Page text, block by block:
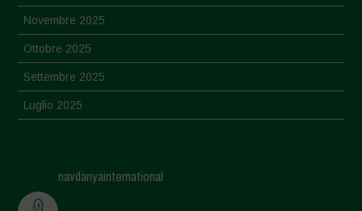
Novembre 2025
Ottobre 2025
Settembre 2025
Luglio 2025
Aprile 2025
navdanyainternational